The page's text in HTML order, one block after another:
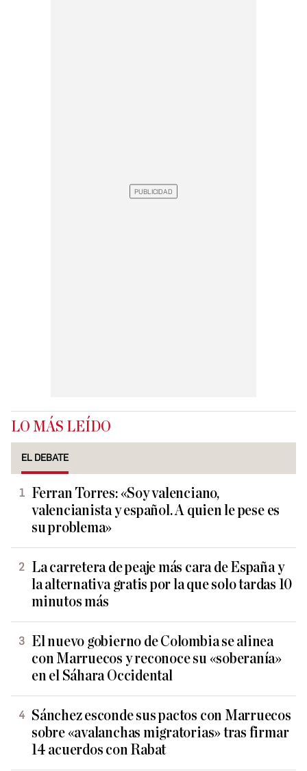
LO MÁS LEÍDO
EL DEBATE
Ferran Torres: «Soy valenciano,
valencianista y español. A quien le pese es
su problema»
La carretera de peaje más cara de España y
la alternativa gratis por la que solo tardas 10
minutos más
El nuevo gobierno de Colombia se alinea
con Marruecos y reconoce su «soberanía»
en el Sáhara Occidental
Sánchez esconde sus pactos con Marruecos
sobre «avalanchas migratorias» tras firmar
14 acuerdos con Rabat